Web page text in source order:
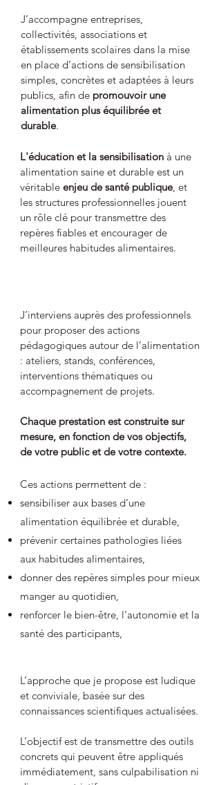
J’accompagne entreprises,
collectivités, associations et
établissements scolaires dans la mise
en place d’actions de sensibilisation
simples, concrètes et adaptées à leurs
publics, afin de promouvoir une
alimentation plus équilibrée et
durable.
L'éducation et la sensibilisation à une
alimentation saine et durable est un
véritable enjeu de santé publique, et
les structures professionnelles jouent
un rôle clé pour transmettre des
repères fiables et encourager de
meilleures habitudes alimentaires.
J’interviens auprès des professionnels
pour proposer des actions
pédagogiques autour de l’alimentation
: ateliers, stands, conférences,
interventions thématiques ou
accompagnement de projets.
Chaque prestation est construite sur
mesure, en fonction de vos objectifs,
de votre public et de votre contexte.
Ces actions permettent de :
sensibiliser aux bases d’une
alimentation équilibrée et durable,
prévenir certaines pathologies liées
aux habitudes alimentaires,
donner des repères simples pour mieux
manger au quotidien,
renforcer le bien-être, l’autonomie et la
santé des participants,
L’approche que je propose est ludique
et conviviale, basée sur des
connaissances scientifiques actualisées.
L’objectif est de transmettre des outils
concrets qui peuvent être appliqués
immédiatement, sans culpabilisation ni